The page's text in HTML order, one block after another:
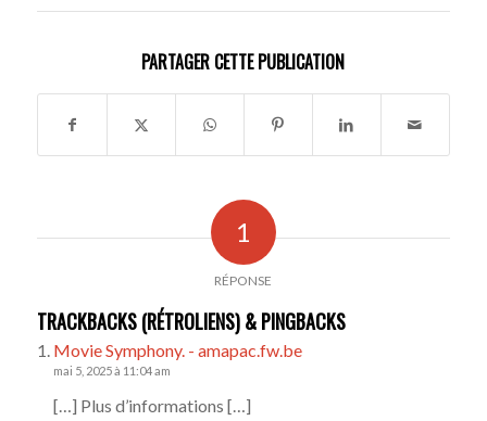
PARTAGER CETTE PUBLICATION
1
RÉPONSE
TRACKBACKS (RÉTROLIENS) & PINGBACKS
Movie Symphony. - amapac.fw.be
mai 5, 2025 à 11:04 am
[…] Plus d’informations […]